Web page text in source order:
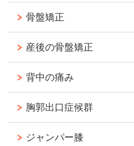
骨盤矯正
産後の骨盤矯正
背中の痛み
胸郭出口症候群
ジャンパー膝